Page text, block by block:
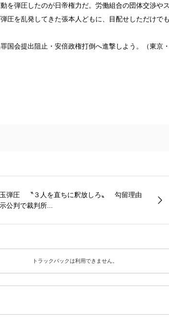
を弾圧したのが日帝権力だ。労働組合の団体交渉や
圧を乱発してきた張本人どもに、目配せしただけで
国会提出阻止・安倍政権打倒へ進撃しよう。（東京
弾圧 〝３人を直ちに釈放しろ〟 勾留理由
公判で裁判所...
トラックバックは利用できません。